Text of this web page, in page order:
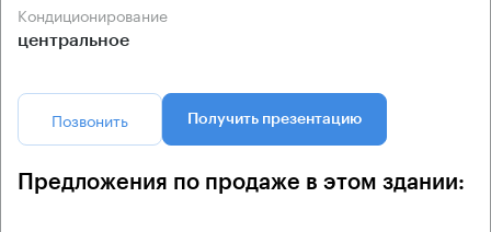
Кондиционирование
центральное
Позвонить Получить презентацию
Предложения по продаже в этом здании: